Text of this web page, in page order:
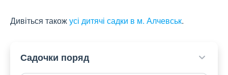
Дивіться такожусі дитячі садки в м. Алчевськ.
Садочки поряд